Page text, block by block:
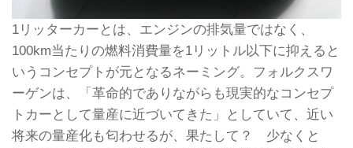
1リッターカーとは、エンジンの排気量ではなく、
100km当たりの燃料消費量を1リットル以下に抑えると
いうコンセプトが元となるネーミング。フォルクスワ
ーゲンは、「革命的でありながらも現実的なコンセプ
トカーとして量産に近づいてきた」としていて、近い
将来の量産化も匂わせるが、果たして？ 少なくと